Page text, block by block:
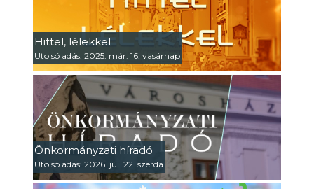
Hittel, lélekkel
Utolsó adás: 2025. már. 16. vasárnap
Önkormányzati híradó
Utolsó adás: 2026. júl. 22. szerda